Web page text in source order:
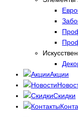
Акции
Скидки